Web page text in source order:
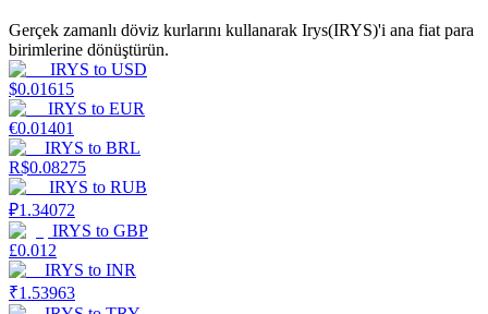
Power Piggy
Günlük rekabetçi ödüller kazanın
Gerçek zamanlı döviz kurlarını kullanarak Irys(IRYS)'i ana fiat para
birimlerine dönüştürün.
IRYS to USD
$0.01615
IRYS to EUR
€0.01401
IRYS to BRL
R$0.08275
IRYS to RUB
₽1.34072
IRYS to GBP
£0.012
IRYS to INR
₹1.53963